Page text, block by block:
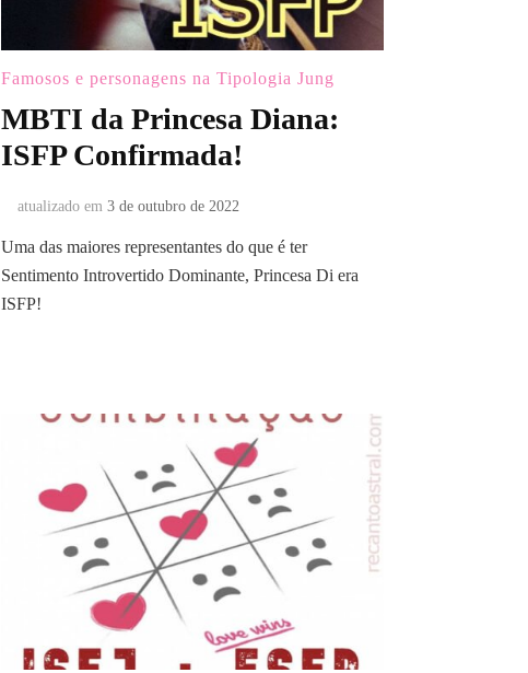
Famosos e personagens na Tipologia Jung
MBTI da Princesa Diana:
ISFP Confirmada!
atualizado em 3 de outubro de 2022
Uma das maiores representantes do que é ter
Sentimento Introvertido Dominante, Princesa Di era
ISFP!